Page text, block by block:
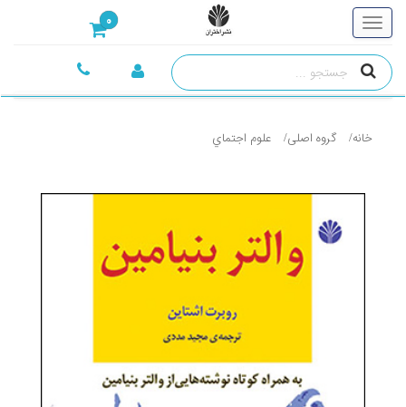
0
خانه گروه اصلی علوم اجتماي